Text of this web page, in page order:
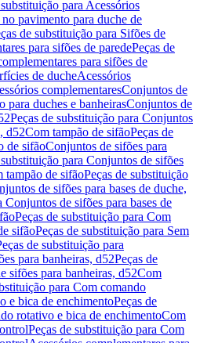
para Acessórios
pavimento para duche de
de substituição para Sifões de
para sifões de paredePeças de
para sifões de
de ducheAcessórios
complementaresConjuntos de
para duches e banheirasConjuntos de
Peças de substituição para Conjuntos
d52Com tampão de sifãoPeças de
de sifãoConjuntos de sifões para
para Conjuntos de sifões
tampão de sifãoPeças de substituição
de sifões para bases de duche,
Conjuntos de sifões para bases de
Peças de substituição para Com
sifãoPeças de substituição para Sem
de substituição para
para banheiras, d52Peças de
sifões para banheiras, d52Com
para Com comando
e bica de enchimentoPeças de
rotativo e bica de enchimentoCom
Peças de substituição para Com